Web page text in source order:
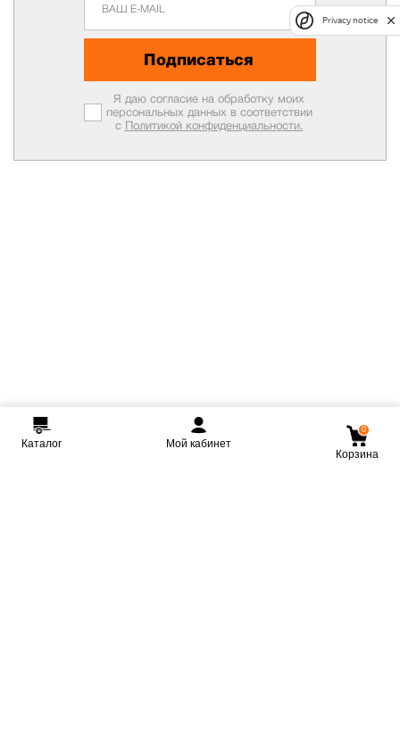
Подписаться
Я даю согласие на обработку моих
персональных данных в соответствии
с Политикой конфиденциальности.
Каталог Мой кабинет
0
Корзина
Privacy notice